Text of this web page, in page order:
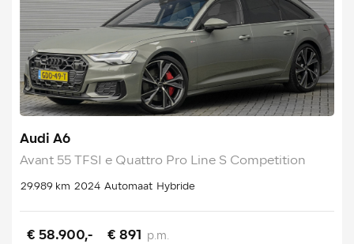
Audi A6
Avant 55 TFSI e Quattro Pro Line S Competition
29.989 km 2024 Automaat Hybride
€ 58.900,- € 891 p.m.